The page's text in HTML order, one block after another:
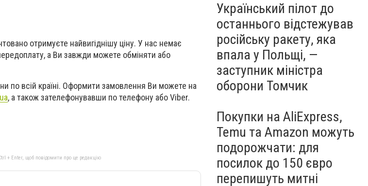
отримуєте найвигіднішу ціну. У нас немає
а Ви завжди можете обміняти або
по всій країні. Оформити замовлення Ви можете на
, а також зателефонувавши по телефону або Viber.
+ Enter, щоб повідомити про це редакцію
Український пілот до
останнього відстежував
російську ракету, яка
впала у Польщі, —
заступник міністра
оборони Томчик
Покупки на AliExpress,
Temu та Amazon можуть
подорожчати: для
посилок до 150 євро
перепишуть митні